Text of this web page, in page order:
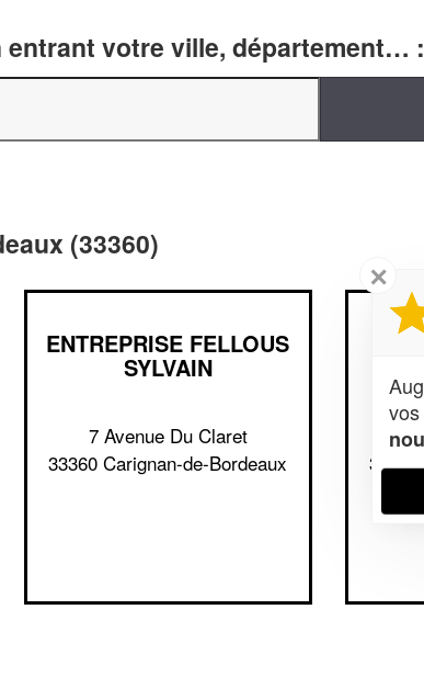
entrant votre ville, département… :
(33360)
ENTREPRISE FELLOUS
SYLVAIN
7 Avenue Du Claret
33360 Carignan-de-Bordeaux
4
✕
vos